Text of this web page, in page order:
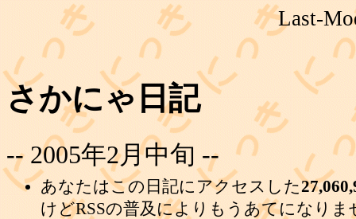
Last-
さかにゃ日記
-- 2005年2月中旬 --
あなたはこの日記にアクセスした
けどRSSの普及によりもうあてになりま